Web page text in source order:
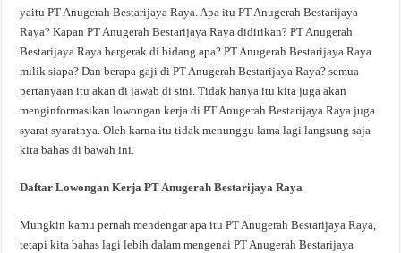
yaitu PT Anugerah Bestarijaya Raya. Apa itu PT Anugerah Bestarijaya
Raya? Kapan PT Anugerah Bestarijaya Raya didirikan? PT Anugerah
Bestarijaya Raya bergerak di bidang apa? PT Anugerah Bestarijaya Raya
milik siapa? Dan berapa gaji di PT Anugerah Bestarijaya Raya? semua
pertanyaan itu akan di jawab di sini. Tidak hanya itu kita juga akan
menginformasikan lowongan kerja di PT Anugerah Bestarijaya Raya juga
syarat syaratnya. Oleh karna itu tidak menunggu lama lagi langsung saja
kita bahas di bawah ini.
Daftar Lowongan Kerja PT Anugerah Bestarijaya Raya
Mungkin kamu pernah mendengar apa itu PT Anugerah Bestarijaya Raya,
tetapi kita bahas lagi lebih dalam mengenai PT Anugerah Bestarijaya